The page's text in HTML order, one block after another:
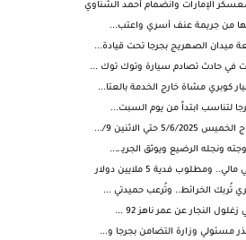
الإمارات وانضمام أحمد الشناوي
من جريمة عنف أسري واعتب...
ميدان الصهريج بجرجا تحت قيادة...
كوبري مشاة خارج الخدمة بالعتا...
لتناسب ابتداً من يوم السبت...
حتي الاثنين 9/...
ونجله الرضيع ويوثق الجريـ ـ...
تُربك الخرائط.. وتُرعب حميدتي ...
النجار عن عمر ناهز 92 ...
مسئولي وزارة التضامن بجرجا و...